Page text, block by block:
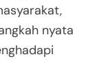
nyata